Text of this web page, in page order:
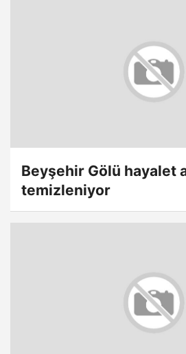
Beyşehir Gölü hayalet
temizleniyor